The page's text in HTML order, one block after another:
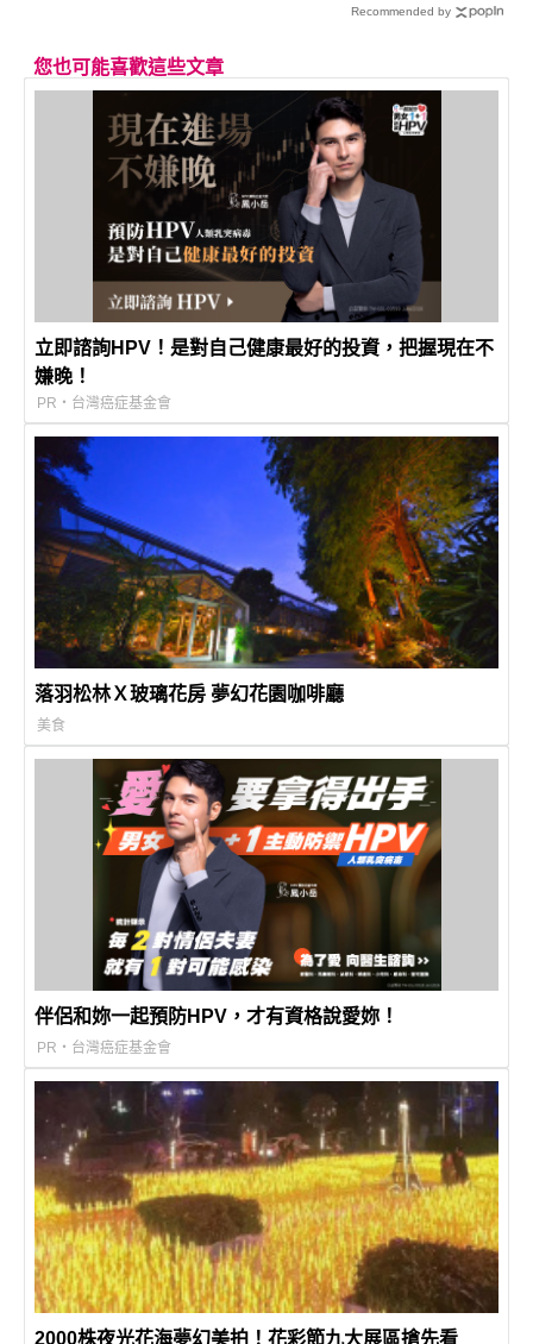
Recommended by
您也可能喜歡這些文章
立即諮詢HPV！是對自己健康最好的投資，把握現在不
嫌晚！
PR・台灣癌症基金會
落羽松林Ｘ玻璃花房 夢幻花園咖啡廳
美食
伴侶和妳一起預防HPV，才有資格說愛妳！
PR・台灣癌症基金會
2000株夜光花海夢幻美拍！花彩節九大展區搶先看